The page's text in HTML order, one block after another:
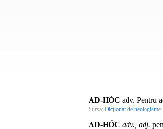
AD-HÓC adv. Pentru
Sursa: Dicționar de neologisme
AD-HÓC adv., adj.